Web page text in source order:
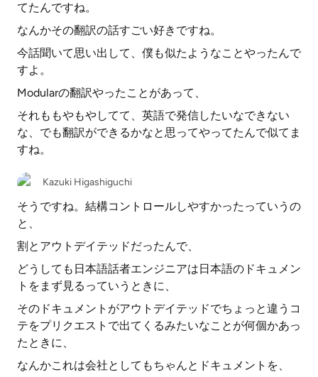
てたんですね。
なんかその翻訳の話すごい好きですね。
今話聞いて思い出して、僕も似たようなことやったんで
すよ。
Modularの翻訳やったことがあって、
それももやもやしてて、英語で発信したいなできない
な、でも翻訳ができるかなと思ってやってたんで似てま
すね。
Kazuki Higashiguchi
そうですね。結構コントロールしやすかったっていうの
と、
割とアウトデイテッドだったんで、
どうしても日本語話者エンジニアは日本語のドキュメン
トをまず見るっていうときに、
そのドキュメントがアウトデイテッドでちょっと違うコ
テをプリクエストで出てくるみたいなことが何個かあっ
たときに、
なんかこれは会社としてもちゃんとドキュメントを、